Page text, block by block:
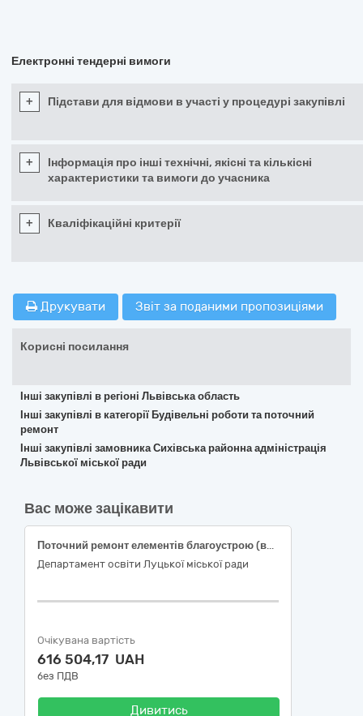
Електронні тендерні вимоги
+ Підстави для відмови в участі у процедурі закупівлі
+
Інформація про інші технічні, якісні та кількісні
характеристики та вимоги до учасника
+ Кваліфікаційні критерії
Друкувати Звіт за поданими пропозиціями
Корисні посилання
Інші закупівлі в регіоні Львівська область
Інші закупівлі в категорії Будівельні роботи та поточний
ремонт
Інші закупівлі замовника Сихівська районна адміністрація
Львівської міської ради
Вас може зацікавити
Поточний ремонт елементів благоустрою (влаштування пішохідних доріжок) комунального закладу «Луцький заклад дошкільної освіти /ясла-садок/ №7 Луцької міської ради», що розташований за адресою: Волинська область, м. Луцьк, вул. Кременецька, 24
Департамент освіти Луцької міської ради
Очікувана вартість
616 504,17 UAH
без ПДВ
Дивитись